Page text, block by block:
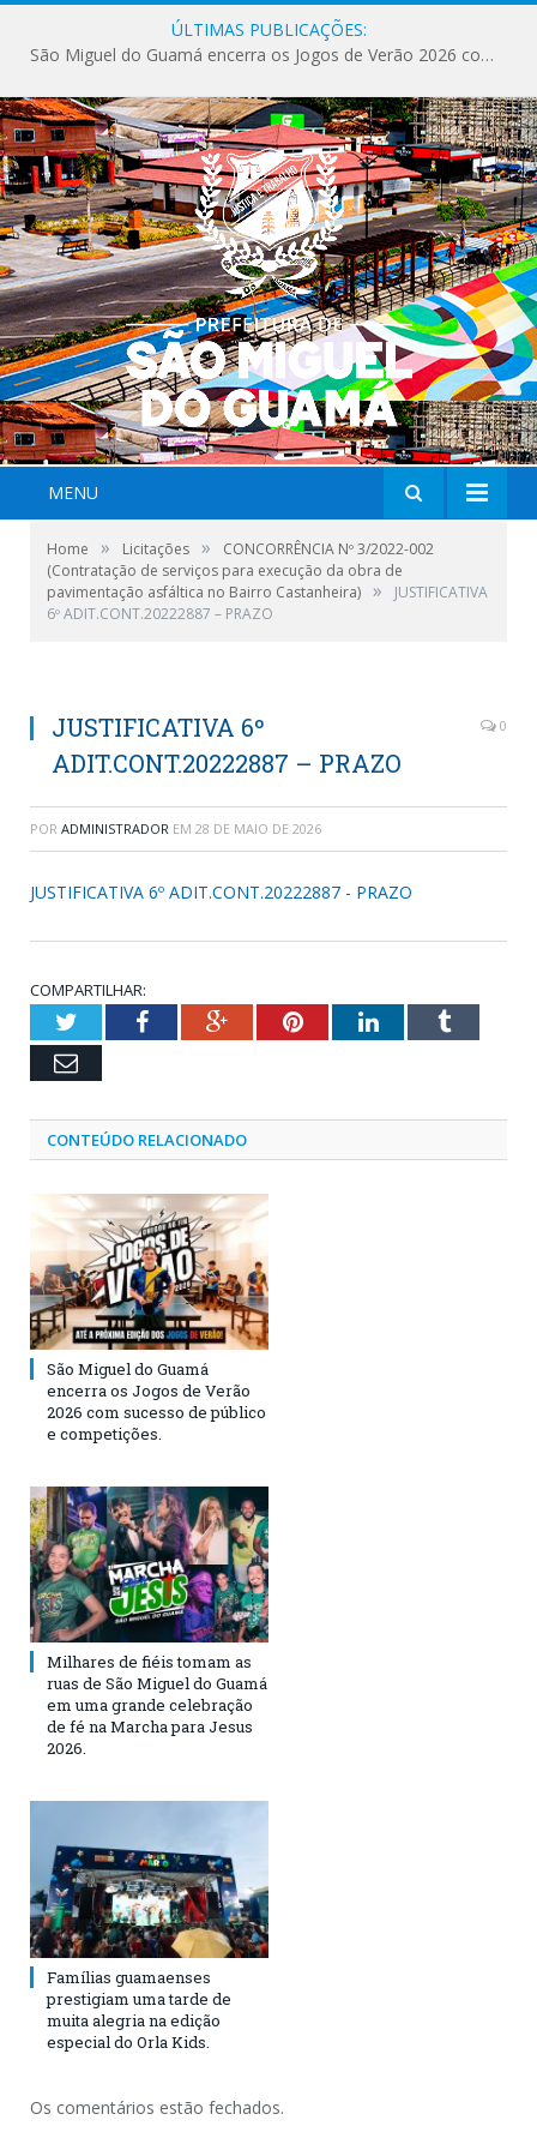
ÚLTIMAS PUBLICAÇÕES:
São Miguel do Guamá encerra os Jogos de Verão 2026 com sucesso de público e competições.
MENU
Home » Licitações »
CONCORRÊNCIA Nº 3/2022-002
(Contratação de serviços para execução da obra de
pavimentação asfáltica no Bairro Castanheira) »
JUSTIFICATIVA
6º ADIT.CONT.20222887 – PRAZO
JUSTIFICATIVA 6º
ADIT.CONT.20222887 – PRAZO
0
POR ADMINISTRADOR EM 28 DE MAIO DE 2026
JUSTIFICATIVA 6º ADIT.CONT.20222887 - PRAZO
COMPARTILHAR:
TwitterFacebookGoogle+PinterestLinkedInTumblr
Email
CONTEÚDO RELACIONADO
São Miguel do Guamá
encerra os Jogos de Verão
2026 com sucesso de público
e competições.
Milhares de fiéis tomam as
ruas de São Miguel do Guamá
em uma grande celebração
de fé na Marcha para Jesus
2026.
Famílias guamaenses
prestigiam uma tarde de
muita alegria na edição
especial do Orla Kids.
Os comentários estão fechados.